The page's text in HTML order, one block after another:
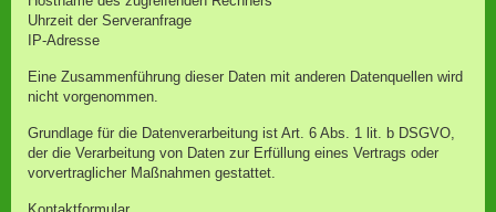
Uhrzeit der Serveranfrage
IP-Adresse
Eine Zusammenführung dieser Daten mit anderen Datenquellen wird
nicht vorgenommen.
Grundlage für die Datenverarbeitung ist Art. 6 Abs. 1 lit. b DSGVO,
der die Verarbeitung von Daten zur Erfüllung eines Vertrags oder
vorvertraglicher Maßnahmen gestattet.